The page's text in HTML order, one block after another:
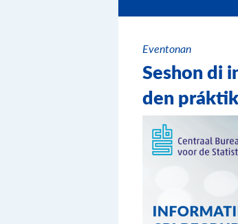
Eventonan
Seshon di
den